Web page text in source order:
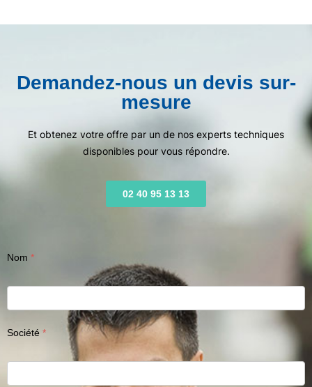
Demandez-nous un devis sur-
mesure
Et obtenez votre offre par un de nos experts techniques
disponibles pour vous répondre.
02 40 95 13 13
Nom
Société